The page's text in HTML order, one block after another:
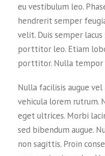
eu vestibulum leo.
hendrerit semper
velit. Duis semper
porttitor leo. Etiam
porttitor. Nulla tempor
Nulla facilisis augue
vehicula lorem rutrum.
eget ultrices. Morbi
sed bibendum augue.
non sagittis. Proin